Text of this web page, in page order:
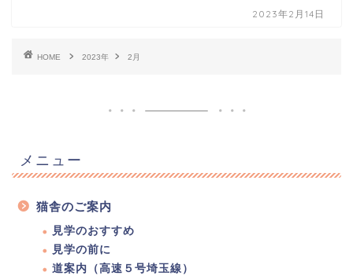
2023年2月14日
HOME 2023年 2月
メニュー
猫舎のご案内
見学のおすすめ
見学の前に
道案内（高速５号埼玉線）